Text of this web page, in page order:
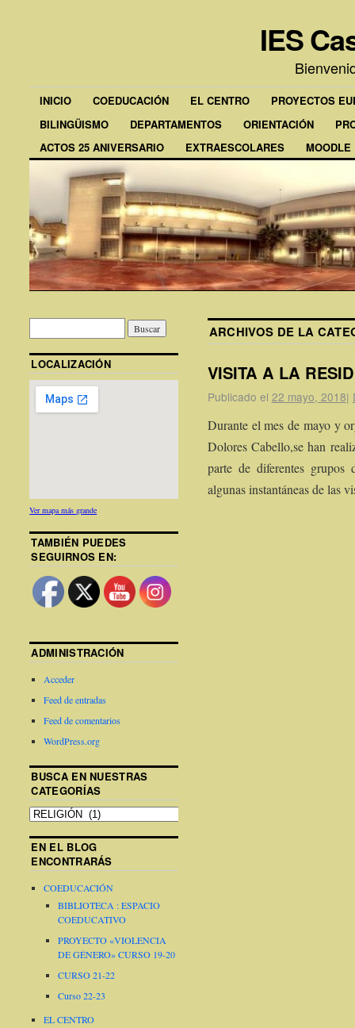
IES
INICIO COEDUCACIÓN EL CENTRO
PROYECTOS
BILINGÜISMO
DEPARTAMENTOS ORIENTACIÓN
ACTOS 25 ANIVERSARIO
EXTRAESCOLARES MOODLE
ARCHIVOS DE LA
VISITA A LA
Publicado el 22 mayo, 2018|
Durante el mes de mayo y
Dolores Cabello,se han
parte de diferentes
algunas instantáneas de las
LOCALIZACIÓN
Ver mapa más grande
TAMBIÉN PUEDES
SEGUIRNOS EN:
ADMINISTRACIÓN
Acceder
Feed de entradas
Feed de comentarios
WordPress.org
BUSCA EN NUESTRAS
CATEGORÍAS
EN EL BLOG
ENCONTRARÁS
COEDUCACIÓN
BIBLIOTECA : ESPACIO
COEDUCATIVO
PROYECTO «VIOLENCIA
DE GÉNERO» CURSO 19-20
CURSO 21-22
Curso 22-23
EL CENTRO